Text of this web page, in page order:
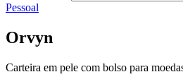
Pessoal
Orvyn
Carteira em pele com bolso para